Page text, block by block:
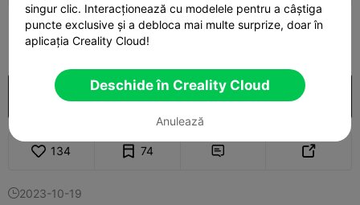
350
Cumpărare
134 74  
2023-10-19
singur clic. Interacționează cu modelele pentru a câștiga
puncte exclusive și a debloca mai multe surprize, doar în
aplicația Creality Cloud!
Deschide în Creality Cloud
Anulează